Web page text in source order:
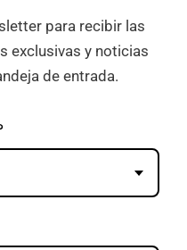
para recibir las
exclusivas y noticias
de entrada.